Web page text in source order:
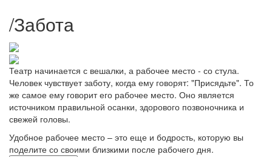
/Забота
Театр начинается с вешалки, а рабочее место - со стула.
Человек чувствует заботу, когда ему говорят: "Присядьте". То
же самое ему говорит его рабочее место. Оно является
источником правильной осанки, здорового позвоночника и
свежей головы.
Удобное рабочее место – это еще и бодрость, которую вы
поделите со своими близкими после рабочего дня.